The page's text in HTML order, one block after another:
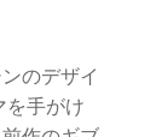
のデザイ
を手がけ